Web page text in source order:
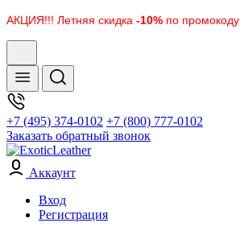
АКЦИЯ!!! Летняя скидка -10% по промокоду
+7 (495) 374-0102 +7 (800) 777-0102
Заказать обратный звонок
Аккаунт
Вход
Регистрация